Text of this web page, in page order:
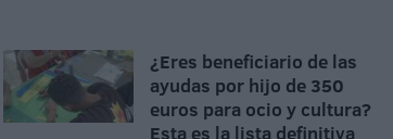
¿Eres beneficiario de las
ayudas por hijo de 350
euros para ocio y cultura?
Esta es la lista definitiva